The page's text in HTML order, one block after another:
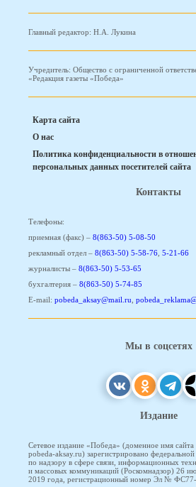
Главный редактор: Н.А. Лукина
Учредитель: Общество с ограниченной
«Редакция газеты «Победа»
Карта сайта
О нас
Политика конфиденциальности в
персональных данных посетителей сайта
Контакты
Телефоны:
приемная (факс) – 8(863-50) 5-08-50
рекламный отдел – 8(863-50) 5-58-76, 5-21-66
журналисты – 8(863-50) 5-53-65
бухгалтерия – 8(863-50) 5-74-85
E-mail: pobeda_aksay@mail.ru,
Мы в соцсетях
Издание
Сетевое издание «Победа» (доменное имя сайта
pobeda-aksay.ru) зарегистрировано
по надзору в сфере связи, информационных
и массовых коммуникаций (Роскомнадзор) 26
2019 года, регистрационный номер Эл №